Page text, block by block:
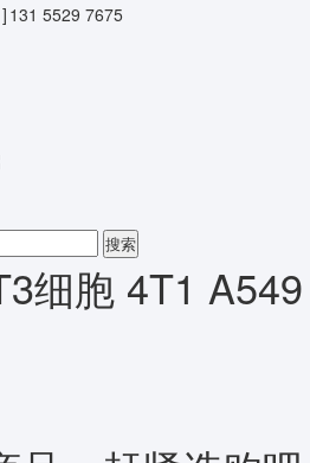
131 5529 7675
搜索
细胞 4T1 A549